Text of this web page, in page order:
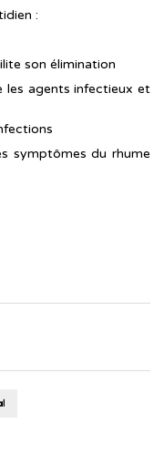
:
son élimination
les agents infectieux et
symptômes du rhume